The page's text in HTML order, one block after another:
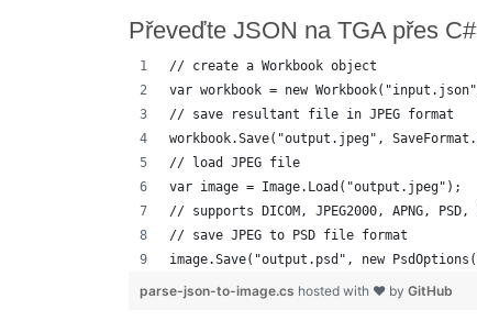
Převeďte JSON na TGA přes
// create a Workbook object
var workbook = new
// save resultant file in JPEG format
workbook.Save("output.jpeg",
// load JPEG file
var image = Image.Load("output.jpeg");
// supports DICOM, JPEG2000, APNG,
// save JPEG to PSD file format
image.Save("output.psd", new
parse-json-to-image.cs hosted with ❤ by GitHub